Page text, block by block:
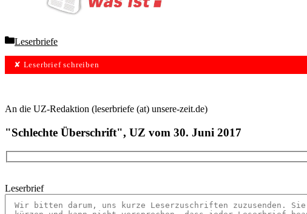
Categories
Leserbriefe
✘ Leserbrief schreiben
An die UZ-Redaktion (leserbriefe (at) unsere-zeit.de)
"Schlechte Überschrift", UZ vom 30. Juni 2017
Leserbrief